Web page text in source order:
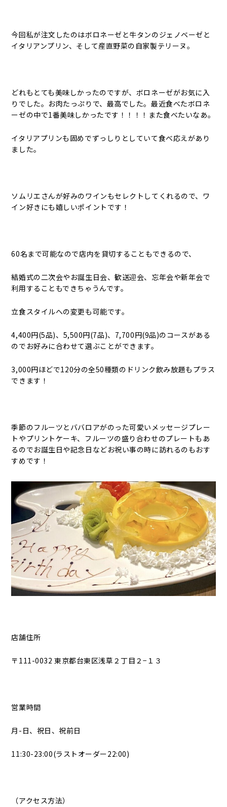
今回私が注文したのはボロネーゼと牛タンのジェノベーゼと
イタリアンプリン、そして産直野菜の自家製テリーヌ。
どれもとても美味しかったのですが、ボロネーゼがお気に入
りでした。お肉たっぷりで、最高でした。最近食べたボロネ
ーゼの中で1番美味しかったです！！！！また食べたいなあ。
イタリアプリンも固めでずっしりとしていて食べ応えがあり
ました。
ソムリエさんが好みのワインもセレクトしてくれるので、ワ
イン好きにも嬉しいポイントです！
60名まで可能なので店内を貸切することもできるので、
結婚式の二次会やお誕生日会、歓送迎会、忘年会や新年会で
利用することもできちゃうんです。
立食スタイルへの変更も可能です。
4,400円(5品)、5,500円(7品)、7,700円(9品)のコースがある
のでお好みに合わせて選ぶことができます。
3,000円ほどで120分の全50種類のドリンク飲み放題もプラス
できます！
季節のフルーツとババロアがのった可愛いメッセージプレー
トやプリントケーキ、フルーツの盛り合わせのプレートもあ
るのでお誕生日や記念日などお祝い事の時に訪れるのもおす
すめです！
店舗住所
〒111-0032 東京都台東区浅草２丁目２−１３
営業時間
月-日、祝日、祝前日
11:30-23:00(ラストオーダー22:00)
（アクセス方法）